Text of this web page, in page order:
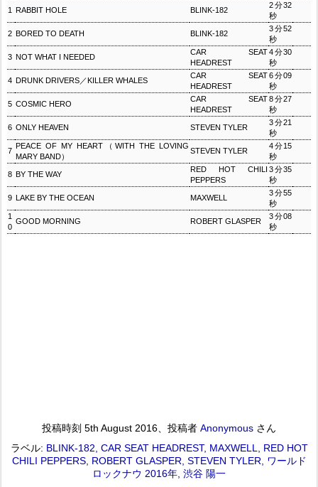
1 RABBIT HOLE BLINK-182
2分32
秒
2 BORED TO DEATH BLINK-182
3分52
秒
3 NOT WHAT I NEEDED
CAR SEAT
HEADREST
4分30
秒
4 DRUNK DRIVERS／KILLER WHALES
CAR SEAT
HEADREST
6分09
秒
5 COSMIC HERO
CAR SEAT
HEADREST
8分27
秒
6 ONLY HEAVEN STEVEN TYLER
3分21
秒
7
PEACE OF MY HEART（WITH THE LOVING
MARY BAND）
STEVEN TYLER
4分15
秒
8 BY THE WAY
RED HOT CHILI
PEPPERS
3分35
秒
9 LAKE BY THE OCEAN MAXWELL
3分55
秒
1
0
GOOD MORNING ROBERT GLASPER
3分08
秒
投稿時刻 5th August 2016 、投稿者 Anonymous さん
ラベル: BLINK-182 CAR SEAT HEADREST MAXWELL
RED HOT
CHILI PEPPERS ROBERT GLASPER STEVEN TYLER
ワールド
ロックナウ 2016年 渋谷 陽一